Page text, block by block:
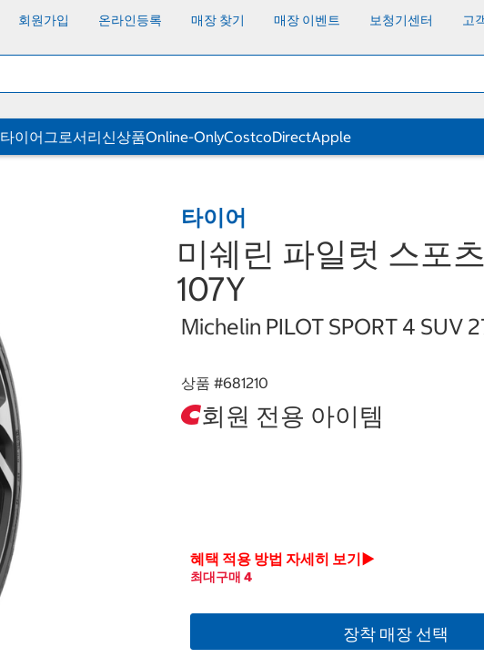
회원가입 온라인등록 매장 찾기 매장 이벤트 보청기센터 고
타이어그로서리신상품Online-OnlyCostcoDirectApple
타이어
미쉐린 파일럿 스포
107Y
Michelin PILOT SPORT 4 SUV
상품 #681210
회원 전용 아이템
혜택 적용 방법 자세히 보기▶
최대구매 4
장착 매장 선택